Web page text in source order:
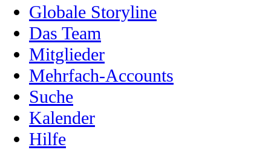
Globale Storyline
Das Team
Mitglieder
Mehrfach-Accounts
Suche
Kalender
Hilfe